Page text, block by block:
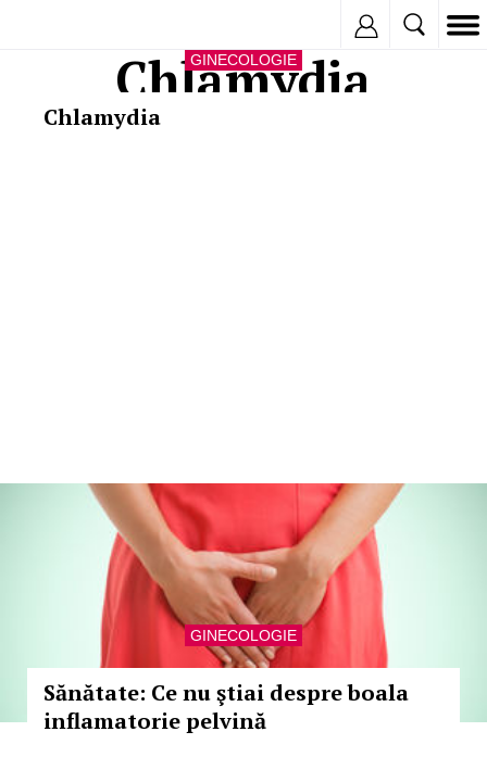
Chlamydia
GINECOLOGIE
Chlamydia
GINECOLOGIE
Sănătate: Ce nu ştiai despre boala
inflamatorie pelvină